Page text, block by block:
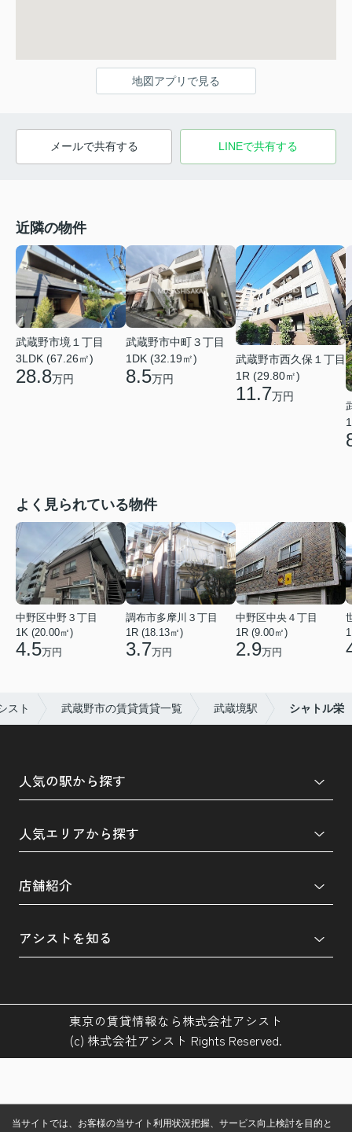
地図アプリで見る
メールで共有する LINEで共有する
近隣の物件
武蔵野市境１丁目
3LDK (67.26㎡)
28.8万円
武蔵野市中町３丁目
1DK (32.19㎡)
8.5万円
武蔵野市西久保１丁目
1R (29.80㎡)
11.7万円
よく見られている物件
中野区中野３丁目
1K (20.00㎡)
4.5万円
調布市多摩川３丁目
1R (18.13㎡)
3.7万円
中野区中央４丁目
1R (9.00㎡)
2.9万円
スト 武蔵野市の賃貸賃貸一覧 武蔵境駅 シャトル栄
人気の駅から探す
人気エリアから探す
店舗紹介
アシストを知る
東京の賃貸情報なら株式会社アシスト
(c) 株式会社アシスト Rights Reserved.
当サイトでは、お客様の当サイト利用状況把握、サービス向上検討を目的と